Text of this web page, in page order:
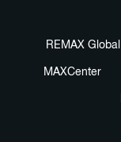
REMAX Global
MAXCenter